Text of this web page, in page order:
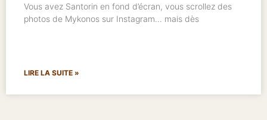
Vous avez Santorin en fond d’écran, vous scrollez des
photos de Mykonos sur Instagram… mais dès
LIRE LA SUITE »